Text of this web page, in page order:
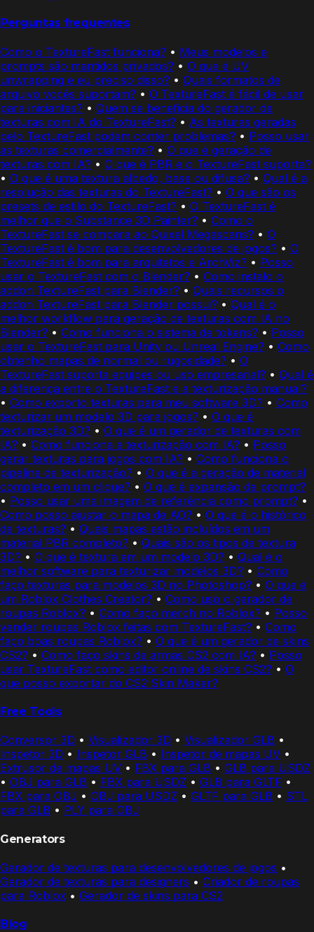
Perguntas frequentes
Como o TextureFast funciona? • Meus modelos e
prompts são mantidos privados? • O que é UV
unwrapping e eu preciso disso? • Quais formatos de
arquivo vocês suportam? • O TextureFast é fácil de usar
para iniciantes? • Quem se beneficia do gerador de
texturas com IA do TextureFast? • As texturas geradas
pelo TextureFast podem conter problemas? • Posso usar
as texturas comercialmente? • O que é geração de
texturas com IA? • O que é PBR e o TextureFast suporta?
• O que é uma textura albedo, base ou difusa? • Qual é a
resolução das texturas do TextureFast? • O que são os
presets de estilo do TextureFast? • O TextureFast é
melhor que o Substance 3D Painter? • Como o
TextureFast se compara ao Quixel Megascans? • O
TextureFast é bom para desenvolvedores de jogos? • O
TextureFast é bom para arquitetos e ArchViz? • Posso
usar o TextureFast com o Blender? • Como instalo o
addon TextureFast para Blender? • Quais recursos o
addon TextureFast para Blender possui? • Qual é o
melhor workflow para geração de texturas com IA no
Blender? • Como funciona o sistema de tokens? • Posso
usar o TextureFast para Unity ou Unreal Engine? • Como
obtenho mapas de normal ou rugosidade? • O
TextureFast suporta equipes ou uso empresarial? • Qual é
a diferença entre o TextureFast e a texturização manual?
• Como exporto texturas para meu software 3D? • Como
texturizar um modelo 3D para jogos? • O que é
texturização 3D? • O que é um gerador de texturas com
IA? • Como funciona a texturização com IA? • Posso
gerar texturas para jogos com IA? • Como funciona o
pipeline de texturização? • O que é a geração de material
completo em um clique? • O que é expansão de prompt?
• Posso usar uma imagem de referência como prompt? •
Como posso ajustar o mapa de AO? • O que é o histórico
de texturas? • Quais mapas estão incluídos em um
material PBR completo? • Quais são os tipos de textura
3D? • O que é textura em um modelo 3D? • Qual é o
melhor software para texturizar modelos 3D? • Como
faço texturas para modelos 3D no Photoshop? • O que é
um Roblox Clothes Creator? • Como uso o gerador de
roupas Roblox? • Como faço merch no Roblox? • Posso
vender roupas Roblox feitas com TextureFast? • Como
faço boas roupas Roblox? • O que é um gerador de skins
CS2? • Como faço skins de armas CS2 com IA? • Posso
usar TextureFast como editor online de skins CS2? • O
que posso exportar do CS2 Skin Maker?
Free Tools
Conversor 3D • Visualizador 3D • Visualizador GLB •
Inspetor 3D • Inspetor GLB • Inspetor de mapas UV •
Extrusor de mapas UV • FBX para GLB • GLB para USDZ
• OBJ para GLB • FBX para USDZ • GLB para GLTF •
FBX para OBJ • OBJ para USDZ • GLTF para GLB • STL
para GLB • PLY para OBJ
Generators
Gerador de texturas para desenvolvedores de jogos •
Gerador de texturas para designers • Criador de roupas
para Roblox • Gerador de skins para CS2
Blog